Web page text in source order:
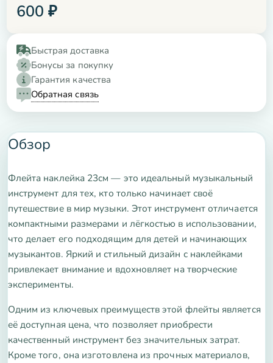
600 ₽
Быстрая доставка
Бонусы за покупку
Гарантия качества
Обратная связь
Обзор
Флейта наклейка 23см — это идеальный музыкальный
инструмент для тех, кто только начинает своё
путешествие в мир музыки. Этот инструмент отличается
компактными размерами и лёгкостью в использовании,
что делает его подходящим для детей и начинающих
музыкантов. Яркий и стильный дизайн с наклейками
привлекает внимание и вдохновляет на творческие
эксперименты.
Одним из ключевых преимуществ этой флейты является
её доступная цена, что позволяет приобрести
качественный инструмент без значительных затрат.
Кроме того, она изготовлена из прочных материалов,